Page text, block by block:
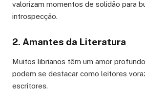
valorizam momentos de solidão para
introspecção.
2. Amantes da Literatura
Muitos librianos têm um amor
podem se destacar como leitores
escritores.